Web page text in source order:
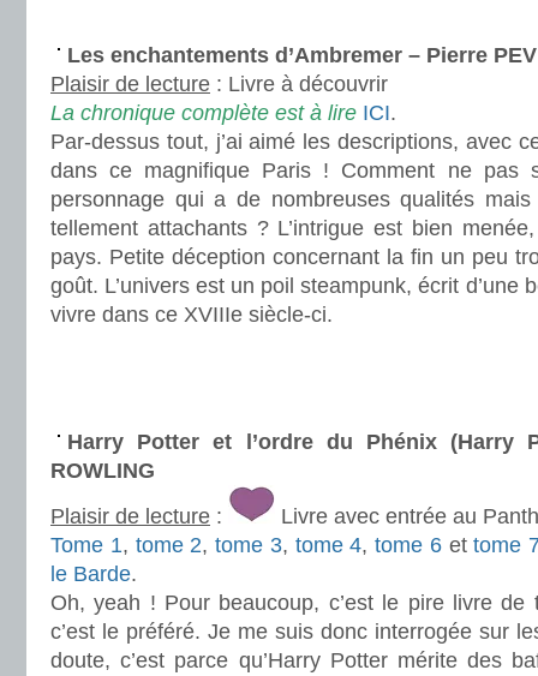
Les enchantements d’Ambremer – Pierre
Plaisir de lecture : Livre à découvrir
La chronique complète est à lire ICI.
Par-dessus tout, j’ai aimé les descriptions, avec
dans ce magnifique Paris ! Comment ne pas
personnage qui a de nombreuses qualités
tellement attachants ? L’intrigue est bien
pays. Petite déception concernant la fin un peu
goût. L’univers est un poil steampunk, écrit d’une
vivre dans ce XVIIIe siècle-ci.
Harry Potter et l’ordre du Phénix (Harry
ROWLING
Plaisir de lecture :
Livre avec entrée au
Tome 1, tome 2,tome 3, tome 4,tome 6ettome
le Barde.
Oh, yeah ! Pour beaucoup, c’est le pire livre
c’est le préféré. Je me suis donc interrogée sur
doute, c’est parce qu’Harry Potter mérite des